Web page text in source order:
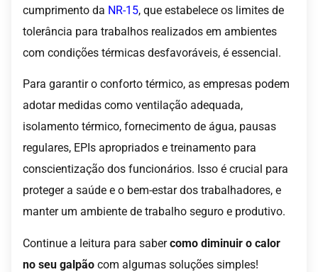
cumprimento da NR-15, que estabelece os limites de
tolerância para trabalhos realizados em ambientes
com condições térmicas desfavoráveis, é essencial.
Para garantir o conforto térmico, as empresas podem
adotar medidas como ventilação adequada,
isolamento térmico, fornecimento de água, pausas
regulares, EPIs apropriados e treinamento para
conscientização dos funcionários. Isso é crucial para
proteger a saúde e o bem-estar dos trabalhadores, e
manter um ambiente de trabalho seguro e produtivo.
Continue a leitura para sabercomo diminuir o calor
no seu galpão com algumas soluções simples!